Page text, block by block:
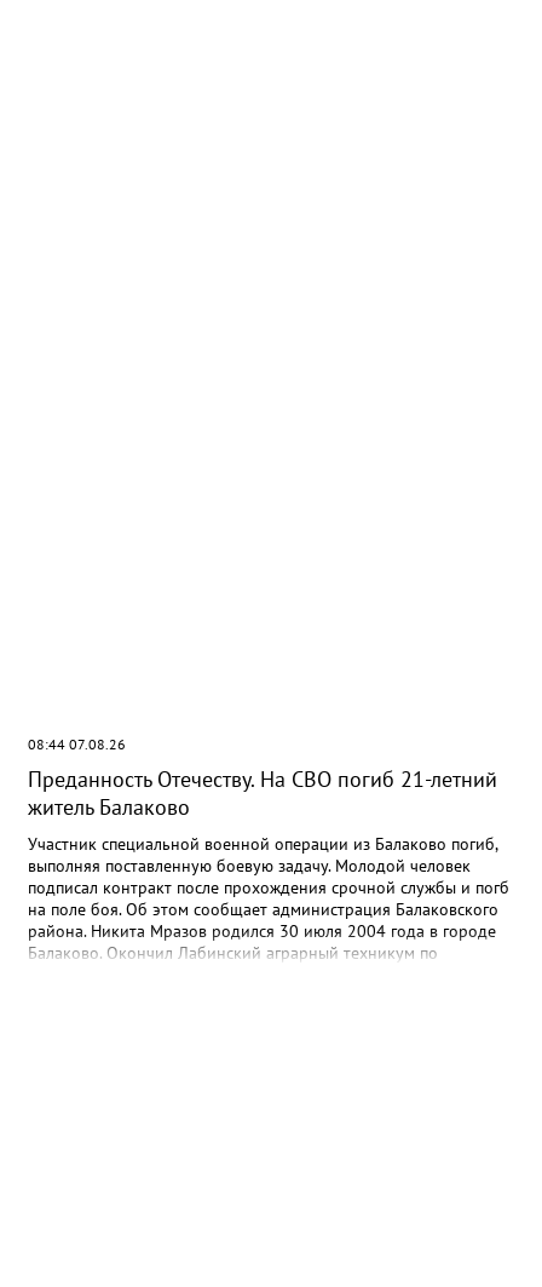
08:44 07.08.26
Преданность Отечеству. На СВО погиб 21-летний
житель Балаково
Участник специальной военной операции из Балаково погиб,
выполняя поставленную боевую задачу. Молодой человек
подписал контракт после прохождения срочной службы и погб
на поле боя. Об этом сообщает администрация Балаковского
района. Никита Мразов родился 30 июля 2004 года в городе
Балаково. Окончил Лабинский аграрный техникум по